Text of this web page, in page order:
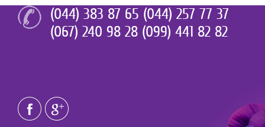
(044) 383 87 65 (044) 257 77 37
(067) 240 98 28 (099) 441 82 82